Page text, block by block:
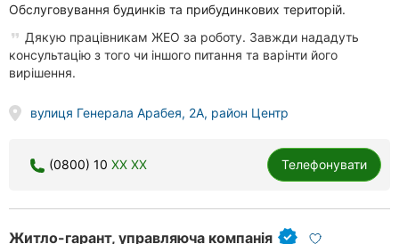
Обслуговування будинків та прибудинкових територій.
Дякую працівникам ЖЕО за роботу. Завжди нададуть
консультацію з того чи іншого питання та варінти його
вирішення.
вулиця Генерала Арабея, 2А, район Центр
(0800) 10 XX XX Телефонувати
Житло-гарант, управляюча компанія